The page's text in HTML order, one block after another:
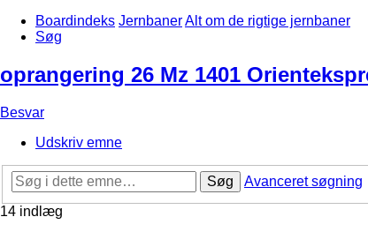
Boardindeks JernbanerAlt om de rigtige jernbaner
Søg
oprangering 26 Mz 1401
Besvar
Udskriv emne
Søg
Avanceret søgning
14 indlæg